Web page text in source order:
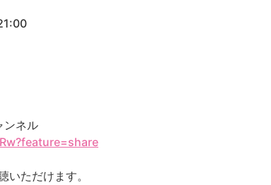
ンネル
ただけます。